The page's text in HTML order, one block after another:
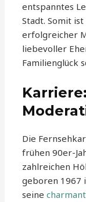
entspanntes
Stadt. Somit
erfolgreicher
liebevoller
Familienglück
Die
frühen 90er-
zahlreichen
geboren 1967
seine